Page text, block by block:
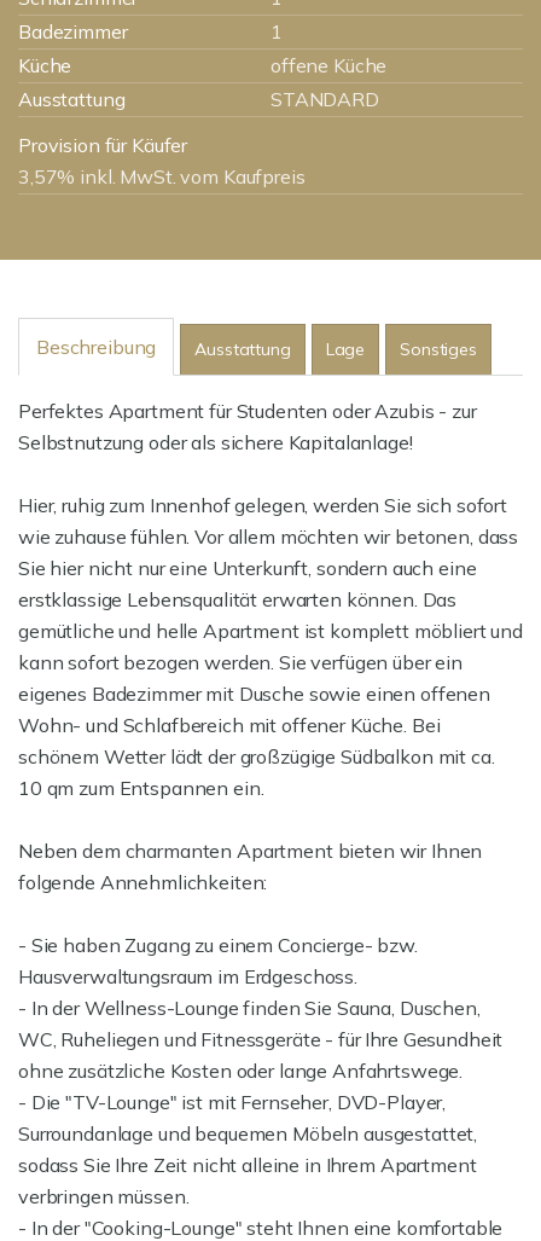
Badezimmer
1
Küche
offene Küche
Ausstattung
STANDARD
Provision für Käufer
3,57% inkl. MwSt. vom Kaufpreis
Beschreibung Ausstattung Lage Sonstiges
Perfektes Apartment für Studenten oder Azubis - zur
Selbstnutzung oder als sichere Kapitalanlage!
Hier, ruhig zum Innenhof gelegen, werden Sie sich sofort
wie zuhause fühlen. Vor allem möchten wir betonen, dass
Sie hier nicht nur eine Unterkunft, sondern auch eine
erstklassige Lebensqualität erwarten können. Das
gemütliche und helle Apartment ist komplett möbliert und
kann sofort bezogen werden. Sie verfügen über ein
eigenes Badezimmer mit Dusche sowie einen offenen
Wohn- und Schlafbereich mit offener Küche. Bei
schönem Wetter lädt der großzügige Südbalkon mit ca.
10 qm zum Entspannen ein.
Neben dem charmanten Apartment bieten wir Ihnen
folgende Annehmlichkeiten:
- Sie haben Zugang zu einem Concierge- bzw.
Hausverwaltungsraum im Erdgeschoss.
- In der Wellness-Lounge finden Sie Sauna, Duschen,
WC, Ruheliegen und Fitnessgeräte - für Ihre Gesundheit
ohne zusätzliche Kosten oder lange Anfahrtswege.
- Die "TV-Lounge" ist mit Fernseher, DVD-Player,
Surroundanlage und bequemen Möbeln ausgestattet,
sodass Sie Ihre Zeit nicht alleine in Ihrem Apartment
verbringen müssen.
- In der "Cooking-Lounge" steht Ihnen eine komfortable